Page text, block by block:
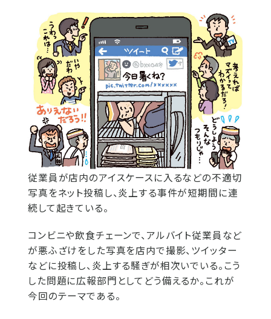
従業員が店内のアイスケースに入るなどの不適切
写真をネット投稿し、炎上する事件が短期間に連
続して起きている。
コンビニや飲食チェーンで、アルバイト従業員など
が悪ふざけをした写真を店内で撮影、ツイッター
などに投稿し、炎上する騒ぎが相次いでいる。こう
した問題に広報部門としてどう備えるか。これが
今回のテーマである。